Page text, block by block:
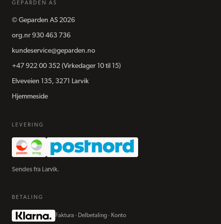
GEPARDEN AS
© Geparden AS 2026
org.nr 930 463 736
kundeservice@geparden.no
+47 922 00 352 (Virkedager 10 til 15)
Elveveien 135, 3271 Larvik
Hjemmeside
LEVERING
Sendes fra Larvik.
BETALING
Faktura · Delbetaling · Konto